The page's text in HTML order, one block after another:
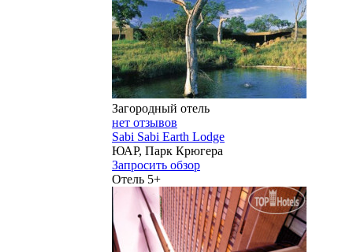
Загородный отель
нет отзывов
Sabi Sabi Earth Lodge
ЮАР, Парк Крюгера
Запросить обзор
Отель 5+